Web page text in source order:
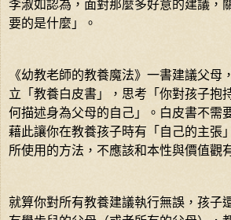
李淑如認為，面對那麼多好意的建議，
要的是什麼」。
《幼教老師的教養魔法》一書建議父母
立「教養白皮書」，思考「你對孩子抱
何描述身為父母的自己」。白皮書不需
藉此讓你在教養孩子時有「自己的主張
所使用的方法，不應該和本性與價值觀
就算你對所有教養建議執行無誤，孩子